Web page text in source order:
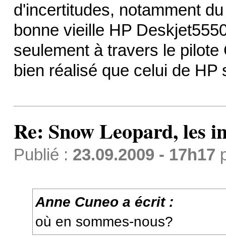
d'incertitudes, notamment
bonne vieille HP
seulement à travers le
bien réalisé que celui de HP
Re: Snow Leopard, les
Publié : 23.09.2009 - 17h17
Anne Cuneo a écrit :
où en sommes-nous?